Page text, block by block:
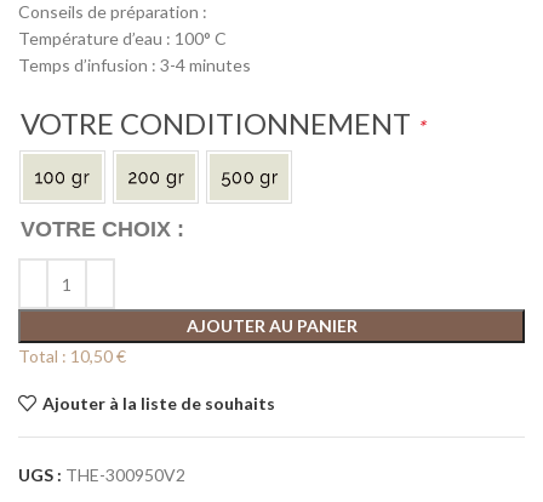
Conseils de préparation :
Température d’eau : 100° C
Temps d’infusion : 3-4 minutes
VOTRE CONDITIONNEMENT *
AJOUTER AU PANIER
Total : 10,50 €
Ajouter à la liste de souhaits
UGS : THE-300950V2